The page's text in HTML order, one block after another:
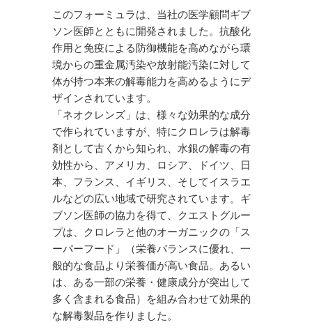
このフォーミュラは、当社の医学顧問ギブ
ソン医師とともに開発されました。抗酸化
作用と免疫による防御機能を高めながら環
境からの重金属汚染や放射能汚染に対して
体が持つ本来の解毒能力を高めるようにデ
ザインされています。
「ネオクレンズ」は、様々な効果的な成分
で作られていますが、特にクロレラは解毒
剤として古くから知られ、水銀の解毒の有
効性から、アメリカ、ロシア、ドイツ、日
本、フランス、イギリス、そしてイスラエ
ルなどの広い地域で研究されています。ギ
ブソン医師の協力を得て、クエストグルー
プは、クロレラと他のオーガニックの「ス
ーパーフード」（栄養バランスに優れ、一
般的な食品より栄養価が高い食品。あるい
は、ある一部の栄養・健康成分が突出して
多く含まれる食品）を組み合わせて効果的
な解毒製品を作りました。